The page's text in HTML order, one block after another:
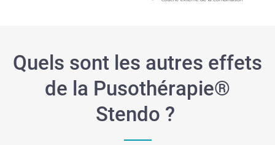
Quels sont les autres effets
de la Pusothérapie®
Stendo ?